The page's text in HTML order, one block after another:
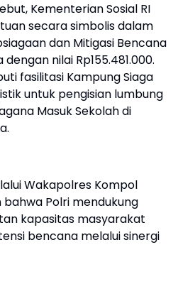
Kementerian Sosial RI
secara simbolis dalam
dan Mitigasi Bencana
nilai Rp155.481.000.
fasilitasi Kampung Siaga
untuk pengisian lumbung
Masuk Sekolah di
Wakapolres Kompol
Polri mendukung
kapasitas masyarakat
bencana melalui sinergi